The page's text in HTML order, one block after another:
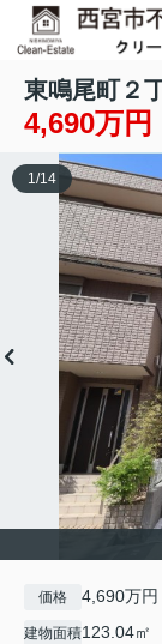
東鳴尾町２
4,690万円
1/14
価格 4,690万円
建物面積123.04㎡